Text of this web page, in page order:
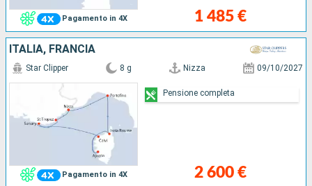
Pagamento in 4X 1 485 €
ITALIA, FRANCIA
Pagamento in 4X
Star Clipper 8 g Nizza 09/10/2027
2 600 €
Pensione completa